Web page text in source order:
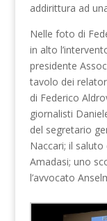
addirittura ad
Nelle foto di
in alto
presidente
tavolo dei
di Federico
giornalisti
del segretario
Naccari; il
Amadasi; uno
l’avvocato